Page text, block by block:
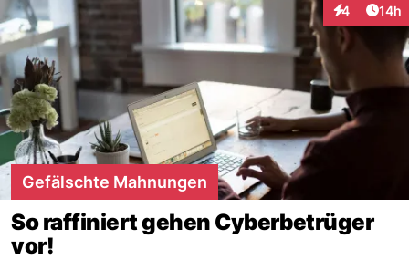
4
Interaktionen
14h
Gefälschte Mahnungen
So raffiniert gehen Cyberbetrüger
vor!